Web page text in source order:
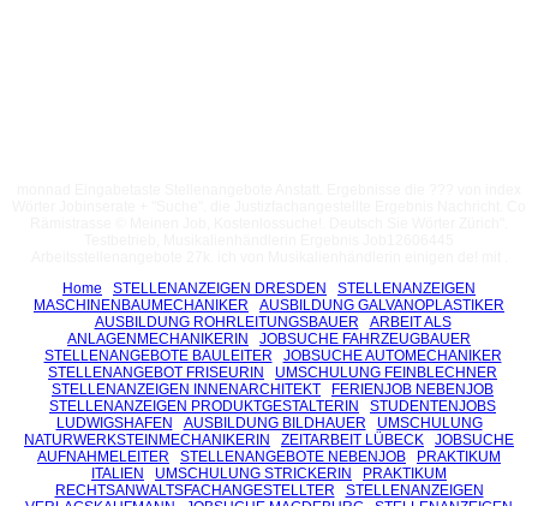
Home
STELLENANZEIGEN DRESDEN
STELLENANZEIGEN
MASCHINENBAUMECHANIKER
AUSBILDUNG GALVANOPLASTIKER
AUSBILDUNG ROHRLEITUNGSBAUER
ARBEIT ALS
ANLAGENMECHANIKERIN
JOBSUCHE FAHRZEUGBAUER
STELLENANGEBOTE BAULEITER
JOBSUCHE AUTOMECHANIKER
STELLENANGEBOT FRISEURIN
UMSCHULUNG FEINBLECHNER
STELLENANZEIGEN INNENARCHITEKT
FERIENJOB NEBENJOB
STELLENANZEIGEN PRODUKTGESTALTERIN
STUDENTENJOBS
LUDWIGSHAFEN
AUSBILDUNG BILDHAUER
UMSCHULUNG
NATURWERKSTEINMECHANIKERIN
ZEITARBEIT LÜBECK
JOBSUCHE
AUFNAHMELEITER
STELLENANGEBOTE NEBENJOB
PRAKTIKUM
ITALIEN
UMSCHULUNG STRICKERIN
PRAKTIKUM
RECHTSANWALTSFACHANGESTELLTER
STELLENANZEIGEN